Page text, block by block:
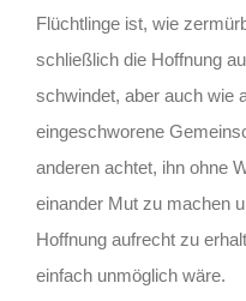
Flüchtlinge ist, wie
schließlich die Hoffnung
schwindet, aber auch wie
eingeschworene
anderen achtet, ihn ohne
einander Mut zu machen
Hoffnung aufrecht zu
einfach unmöglich wäre.